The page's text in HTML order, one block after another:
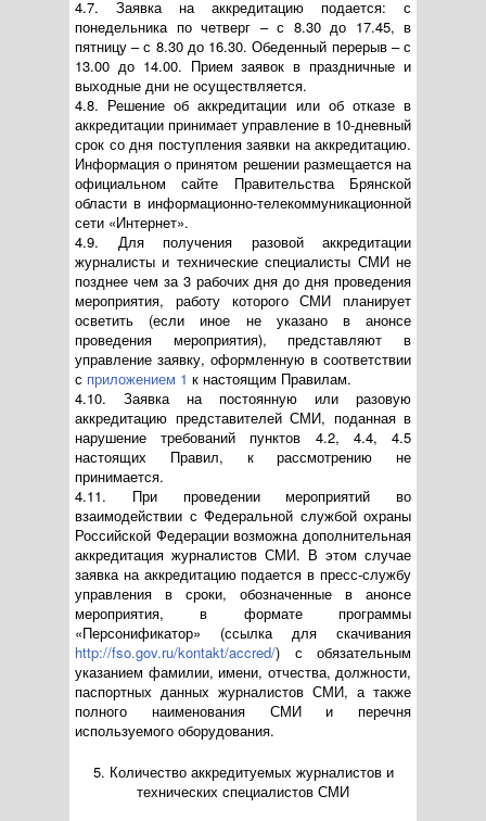
4.7. Заявка на аккредитацию подается: с
понедельника по четверг – с 8.30 до 17.45, в
пятницу – с 8.30 до 16.30. Обеденный перерыв – с
13.00 до 14.00. Прием заявок в праздничные и
выходные дни не осуществляется.
4.8. Решение об аккредитации или об отказе в
аккредитации принимает управление в 10-дневный
срок со дня поступления заявки на аккредитацию.
Информация о принятом решении размещается на
официальном сайте Правительства Брянской
области в информационно-телекоммуникационной
сети «Интернет».
4.9. Для получения разовой аккредитации
журналисты и технические специалисты СМИ не
позднее чем за 3 рабочих дня до дня проведения
мероприятия, работу которого СМИ планирует
осветить (если иное не указано в анонсе
проведения мероприятия), представляют в
управление заявку, оформленную в соответствии
с приложением 1 к настоящим Правилам.
4.10. Заявка на постоянную или разовую
аккредитацию представителей СМИ, поданная в
нарушение требований пунктов 4.2, 4.4, 4.5
настоящих Правил, к рассмотрению не
принимается.
4.11. При проведении мероприятий во
взаимодействии с Федеральной службой охраны
Российской Федерации возможна дополнительная
аккредитация журналистов СМИ. В этом случае
заявка на аккредитацию подается в пресс-службу
управления в сроки, обозначенные в анонсе
мероприятия, в формате программы
«Персонификатор» (ссылка для скачивания
http://fso.gov.ru/kontakt/accred/) с обязательным
указанием фамилии, имени, отчества, должности,
паспортных данных журналистов СМИ, а также
полного наименования СМИ и перечня
используемого оборудования.
5. Количество аккредитуемых журналистов и
технических специалистов СМИ